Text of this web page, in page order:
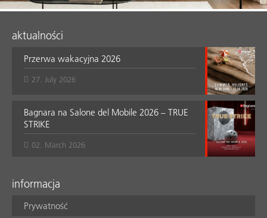
aktualności
Przerwa wakacyjna 2026
27. July 2026
Bagnara na Salone del Mobile 2026 – TRUE
STRIKE
02. March 2026
informacja
Prywatność